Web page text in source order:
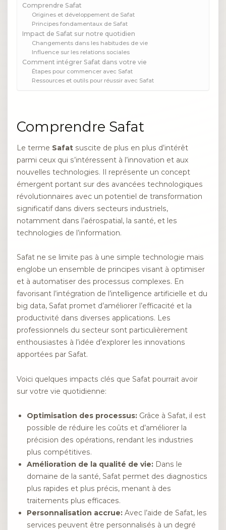
Comprendre Safat
Origines et développement de Safat
Principes fondamentaux de Safat
Impact de Safat sur notre quotidien
Changements dans les habitudes de vie
Influence sur les relations sociales
Comment intégrer Safat dans votre vie
Étapes pour commencer avec Safat
Ressources et outils pour réussir avec Safat
Comprendre Safat
Le terme Safat suscite de plus en plus d’intérêt
parmi ceux qui s’intéressent à l’innovation et aux
nouvelles technologies. Il représente un concept
émergent portant sur des avancées technologiques
révolutionnaires avec un potentiel de transformation
significatif dans divers secteurs industriels,
notamment dans l’aérospatial, la santé, et les
technologies de l’information.
Safat ne se limite pas à une simple technologie mais
englobe un ensemble de principes visant à optimiser
et à automatiser des processus complexes. En
favorisant l’intégration de l’intelligence artificielle et du
big data, Safat promet d’améliorer l’efficacité et la
productivité dans diverses applications. Les
professionnels du secteur sont particulièrement
enthousiastes à l’idée d’explorer les innovations
apportées par Safat.
Voici quelques impacts clés que Safat pourrait avoir
sur votre vie quotidienne:
Optimisation des processus: Grâce à Safat, il est
possible de réduire les coûts et d’améliorer la
précision des opérations, rendant les industries
plus compétitives.
Amélioration de la qualité de vie: Dans le
domaine de la santé, Safat permet des diagnostics
plus rapides et plus précis, menant à des
traitements plus efficaces.
Personnalisation accrue: Avec l’aide de Safat, les
services peuvent être personnalisés à un degré